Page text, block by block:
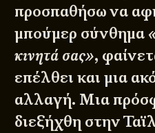
προσπαθήσω να
μπούμερ σύνθημα
κινητά σας»,
επέλθει και μια
αλλαγή. Μια
διεξήχθη στην